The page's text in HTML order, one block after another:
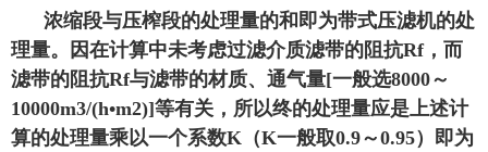
浓缩段与压榨段的处理量的和即为带式压滤机的处
理量。因在计算中未考虑过滤介质滤带的阻抗Rf，而
滤带的阻抗Rf与滤带的材质、通气量[一般选8000～
10000m3/(h•m2)]等有关，所以终的处理量应是上述计
算的处理量乘以一个系数K（K一般取0.9～0.95）即为